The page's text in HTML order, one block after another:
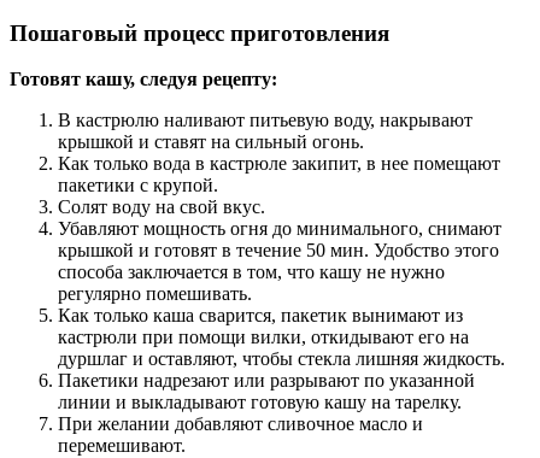
Пошаговый процесс приготовления
Готовят кашу, следуя рецепту:
В кастрюлю наливают питьевую воду, накрывают
крышкой и ставят на сильный огонь.
Как только вода в кастрюле закипит, в нее помещают
пакетики с крупой.
Солят воду на свой вкус.
Убавляют мощность огня до минимального, снимают
крышкой и готовят в течение 50 мин. Удобство этого
способа заключается в том, что кашу не нужно
регулярно помешивать.
Как только каша сварится, пакетик вынимают из
кастрюли при помощи вилки, откидывают его на
дуршлаг и оставляют, чтобы стекла лишняя жидкость.
Пакетики надрезают или разрывают по указанной
линии и выкладывают готовую кашу на тарелку.
При желании добавляют сливочное масло и
перемешивают.